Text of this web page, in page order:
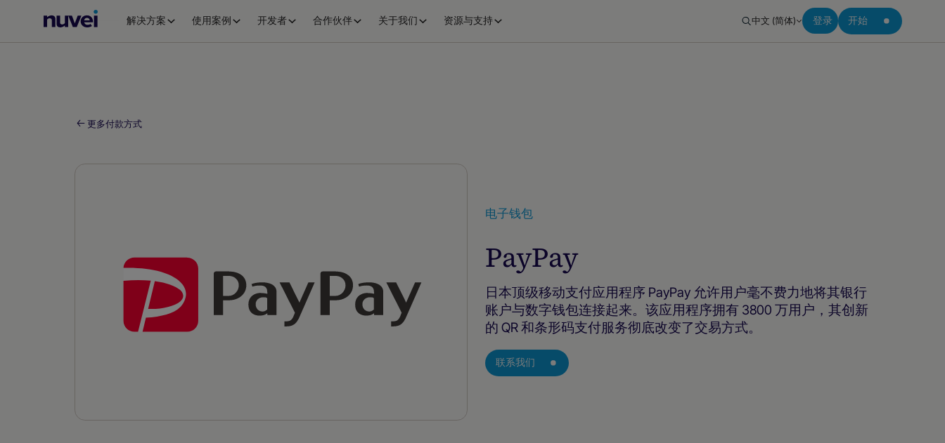
Nuvei解决方案 使用案例 开发者 合作伙伴 关于我们 资源与支持 中文 (简体) 登录 开始
更多付款方式
电子钱包
PayPay
日本顶级移动支付应用程序 PayPay 允许用户毫不费力地将其银行
账户与数字钱包连接起来。该应用程序拥有 3800 万用户，其创新
的 QR 和条形码支付服务彻底改变了交易方式。
联系我们